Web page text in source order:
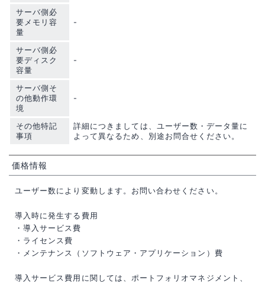
サーバ側必
要メモリ容
量
-
サーバ側必
要ディスク
容量
-
サーバ側そ
の他動作環
境
-
その他特記
事項
詳細につきましては、ユーザー数・データ量に
よって異なるため、別途お問合せください。
価格情報
ユーザー数により変動します。お問い合わせください。
導入時に発生する費用
・導入サービス費
・ライセンス費
・メンテナンス（ソフトウェア・アプリケーション）費
導入サービス費用に関しては、ポートフォリオマネジメント、